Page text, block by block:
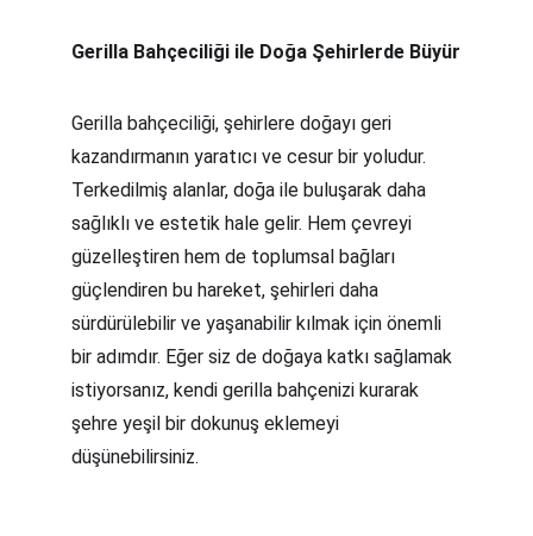
Gerilla Bahçeciliği ile Doğa Şehirlerde Büyür
Gerilla bahçeciliği, şehirlere doğayı geri
kazandırmanın yaratıcı ve cesur bir yoludur.
Terkedilmiş alanlar, doğa ile buluşarak daha
sağlıklı ve estetik hale gelir. Hem çevreyi
güzelleştiren hem de toplumsal bağları
güçlendiren bu hareket, şehirleri daha
sürdürülebilir ve yaşanabilir kılmak için önemli
bir adımdır. Eğer siz de doğaya katkı sağlamak
istiyorsanız, kendi gerilla bahçenizi kurarak
şehre yeşil bir dokunuş eklemeyi
düşünebilirsiniz.